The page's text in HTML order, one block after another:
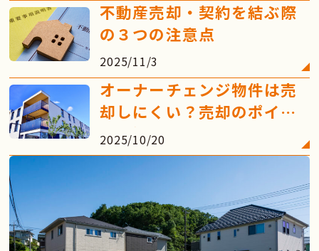
不動産売却・契約を結ぶ際
の３つの注意点
2025/11/3
オーナーチェンジ物件は売
却しにくい？売却のポイン
トを解説
2025/10/20